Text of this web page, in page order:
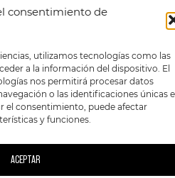
consentimiento de
utilizamos tecnologías como las
a la información del dispositivo. El
nos permitirá procesar datos
o las identificaciones únicas
el consentimiento, puede afectar
y funciones.
ACEPTAR